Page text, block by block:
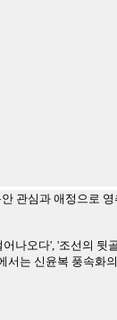
관심과 애정으로
나오다', '조선의 뒷
는 신윤복 풍속화